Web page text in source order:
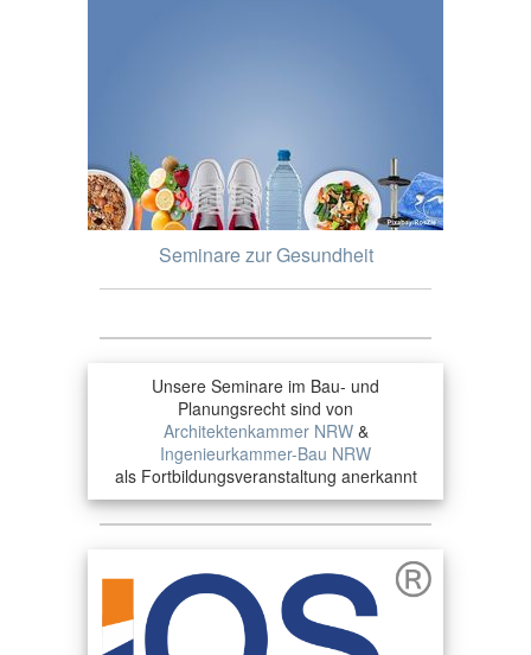
Seminare zur Gesundheit
Unsere Seminare im Bau- und
Planungsrecht sind von
Architektenkammer NRW&
Ingenieurkammer-Bau NRW
als Fortbildungsveranstaltung anerkannt